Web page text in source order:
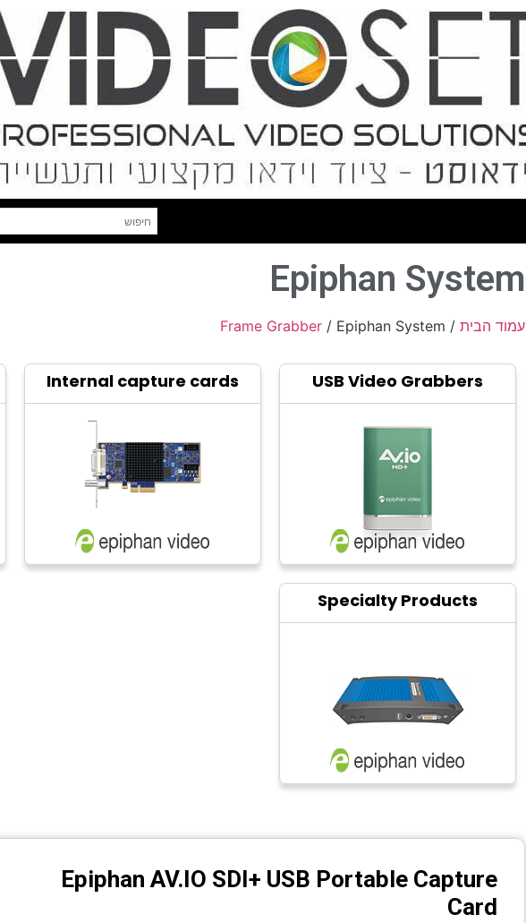
Epiphan System
עמוד הבית /
Frame Grabber / Epiphan System
USB Video Grabbers
Internal capture cards
Specialty Products
Epiphan AV.IO SDI+ USB Portable Capture
Card